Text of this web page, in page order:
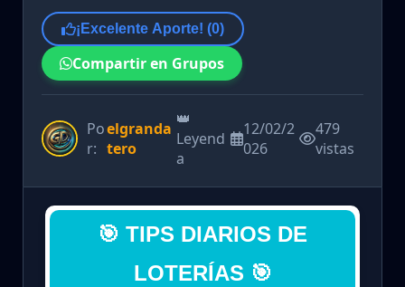
¡Excelente Aporte! (0)
Compartir en Grupos
Po
r:
elgranda
tero
👑
Leyend
a
12/02/2
026
479
vistas
🎯 TIPS DIARIOS DE
LOTERÍAS 🎯